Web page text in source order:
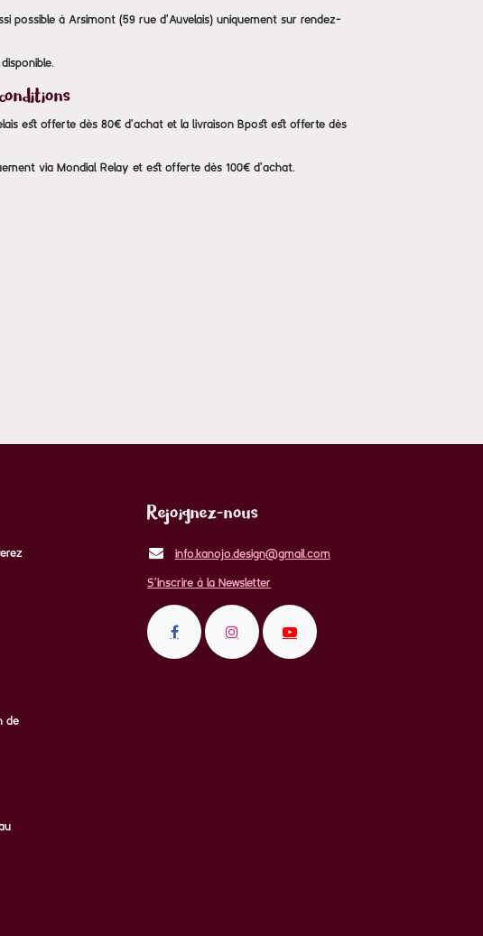
possible à Arsimont (59 rue d'Auvelais) uniquement sur rendez-
est offerte dès 80€ d'achat et la livraison Bpost est offerte dès
via Mondial Relay et est offerte dès 100€ d'achat.
de
Rejoignez-nous
info.kanojo.design@gmail.com
S'inscrire à la Newsletter